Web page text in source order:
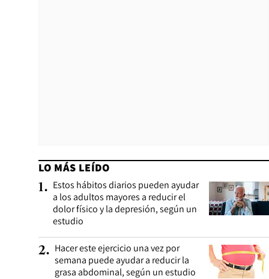
LO MÁS LEÍDO
1. Estos hábitos diarios pueden ayudar
a los adultos mayores a reducir el
dolor físico y la depresión, según un
estudio
2. Hacer este ejercicio una vez por
semana puede ayudar a reducir la
grasa abdominal, según un estudio